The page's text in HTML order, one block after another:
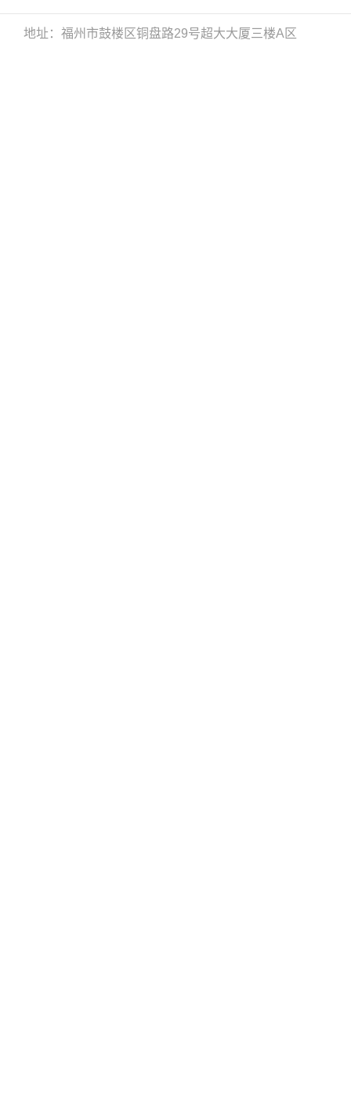
地址：福州市鼓楼区铜盘路29号超大大厦三楼A区